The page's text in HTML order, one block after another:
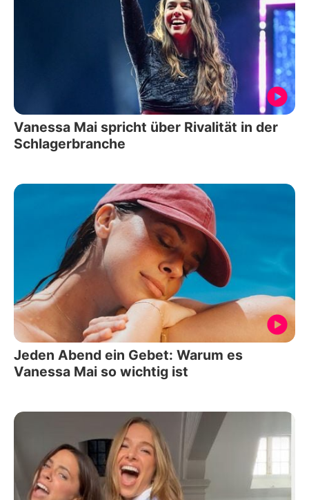
Vanessa Mai spricht über Rivalität in der
Schlagerbranche
Jeden Abend ein Gebet: Warum es
Vanessa Mai so wichtig ist